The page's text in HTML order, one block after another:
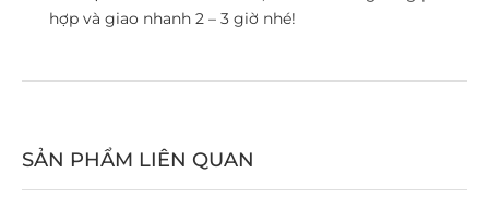
hợp và giao nhanh 2 – 3 giờ nhé!
SẢN PHẨM LIÊN QUAN